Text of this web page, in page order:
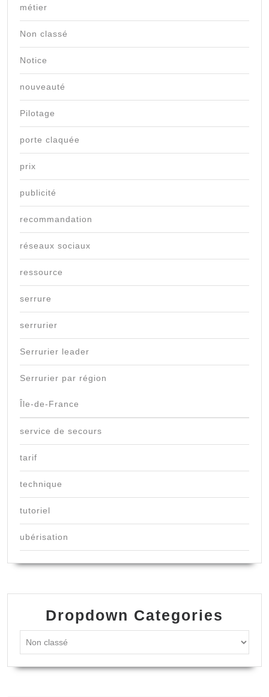
métier
Non classé
Notice
nouveauté
Pilotage
porte claquée
prix
publicité
recommandation
réseaux sociaux
ressource
serrure
serrurier
Serrurier leader
Serrurier par région
Île-de-France
service de secours
tarif
technique
tutoriel
ubérisation
Dropdown Categories